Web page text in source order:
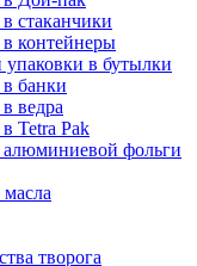
стаканчики
контейнеры
упаковки в бутылки
банки
ведра
Tetra Pak
алюминиевой фольги
творога